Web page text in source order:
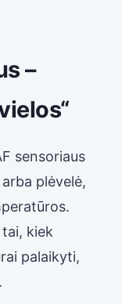
–
sensoriaus
plėvelė,
tai, kiek
palaikyti,